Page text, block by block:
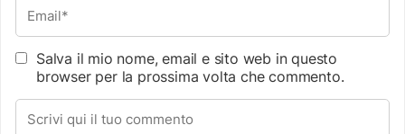
Salva il mio nome, email e sito web in questo
browser per la prossima volta che commento.